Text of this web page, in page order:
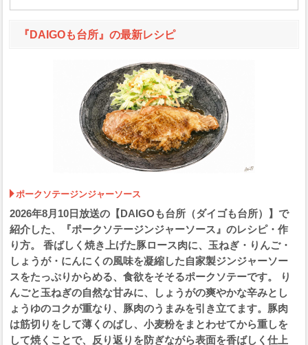
『DAIGOも台所』の最新レシピ
ポークソテージンジャーソース
2026年8月10日放送の【DAIGOも台所（ダイゴも台所）】で
紹介した、『ポークソテージンジャーソース』のレシピ・作
り方。 香ばしく焼き上げた豚ロース肉に、玉ねぎ・りんご・
しょうが・にんにくの風味を凝縮した自家製ジンジャーソー
スをたっぷりからめる、食欲をそそるポークソテーです。 り
んごと玉ねぎの自然な甘みに、しょうがの爽やかな辛みとし
ょうゆのコクが重なり、豚肉のうまみを引き立てます。豚肉
は筋切りをして薄くのばし、小麦粉をまとわせてから重しを
して焼くことで、反り返りを防ぎながら表面を香ばしく仕上